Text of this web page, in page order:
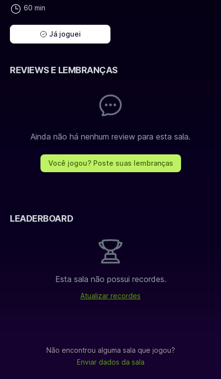
60 min
Já joguei
REVIEWS E LEMBRANÇAS
Ainda não há nenhum review para esta sala.
Você jogou? Poste suas lembranças
LEADERBOARD
Esta sala não possui recordes.
Atualizar recordes
Não encontrou alguma sala que jogou?
Enviar dados da sala